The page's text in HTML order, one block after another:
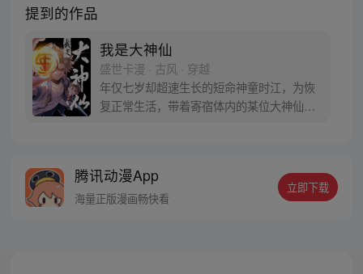
提到的作品
我是大神仙
盛世卡漫 · 古风 · 穿越
年仅七岁却超速生长的短命神童时江，为恢
复正常生活，带着寄宿体内的某位大神仙闯
腾讯动漫App
海量正版漫画畅快看
立即下载